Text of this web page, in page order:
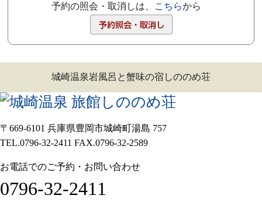
予約の照会・取消しは、 こちらから
城崎温泉岩風呂と蟹味の宿しののめ荘
〒669-6101 兵庫県豊岡市城崎町湯島 757
TEL.0796-32-2411 FAX.0796-32-2589
お電話でのご予約・お問い合わせ
0796-32-2411